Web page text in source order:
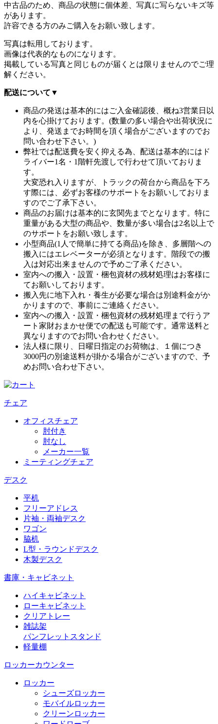
中古品のため、商品の状態に個体差、写真に写らないキズ等
があります。
許容できる方のみご購入をお願い致します。
写真は転用しております。
画像は代表的なものになります。
掲載している写真と同じものが届くとは限りませんのでご理
解ください。
配送について ▼
商品の発送は基本的にはご入金確認後、概ね3営業日以
内を心掛けております。(数量の多い場合や出荷状況に
より、発送までお時間を頂く場合がございますのでお
問い合わせ下さい。)
弊社では配送費を安く抑える為、配送は基本的にはド
ライバー1名・1階軒先渡しで行わせて頂いておりま
す。
大変恐れ入りますが、トラックの荷台から商品を下ろ
す際には、必ずお客様のサポートをお願いしておりま
すのでご了承下さい。
商品のお届けは基本的に玄関先までとなります。特に
重量がある大型の商品や、数量が多い場合は2名以上で
のサポートをお願い致します。
小型商品(1人で簡単に持てる商品)を除き、多層階への
搬入にはエレベーターが必須となります。階段での搬
入は対応出来ませんので予めご了承ください。
室内への搬入・設置・梱包資材の残材処理はお客様に
てお願いしております。
搬入先に地下入れ・養生が必要な場合は別途料金がか
かりますので、事前にご連絡ください。
室内への搬入・設置・梱包資材の残材処理まで行うア
ート家財おまかせ便での配送も可能です。通常送料と
異なりますのでお問い合わせください。
法人様に限り、日曜日指定のお荷物は、１個につき
3000円の別途送料が掛かる場合がございますので、予
めお問い合わせ下さい。
チェア
オフィスチェア
肘付き
肘なし
メーカー一覧
ミーティングチェア
デスク
平机
フリーアドレス
片袖・両袖デスク
ワゴン
脇机
L型・ラウンドデスク
木製デスク
書庫・キャビネット
ハイキャビネット
ローキャビネット
クリアトレー
雑誌架
パンフレットスタンド
軽量棚
ロッカーカウンター
ロッカー
シューズロッカー
モバイルロッカー
クリーンロッカー